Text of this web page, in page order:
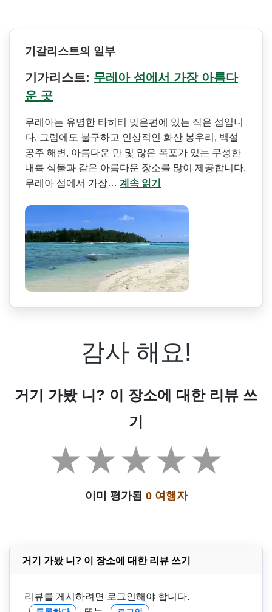
기갈리스트의 일부
기가리스트: 무레아 섬에서 가장 아름다
운 곳
무레아는 유명한 타히티 맞은편에 있는 작은 섬입니
다. 그럼에도 불구하고 인상적인 화산 봉우리, 백설
공주 해변, 아름다운 만 및 많은 폭포가 있는 무성한
내륙 식물과 같은 아름다운 장소를 많이 제공합니다.
무레아 섬에서 가장… 계속 읽기
감사 해요!
거기 가봤 니? 이 장소에 대한 리뷰 쓰
기
이미 평가됨 0 여행자
거기 가봤 니? 이 장소에 대한 리뷰 쓰기
리뷰를 게시하려면 로그인해야 합니다.